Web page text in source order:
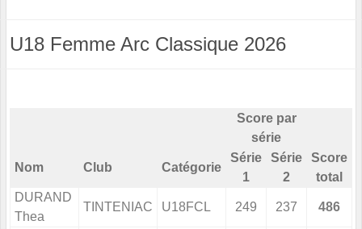
U18 Femme Arc Classique 2026
Score par
série
Nom Club Catégorie
Série
1
Série
2
Score
total
DURAND
Thea
TINTENIAC U18FCL 249 237 486